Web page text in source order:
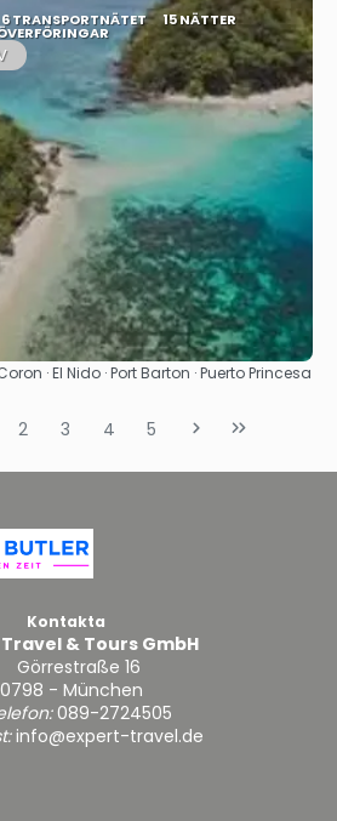
6 TRANSPORTNÄTET 15 NÄTTER
Se
· El Nido · Port Barton · Puerto Princesa
2 3 4 5
Kontakta
Travel & Tours GmbH
Görrestraße 16
- München
089-2724505
info@expert-travel.de